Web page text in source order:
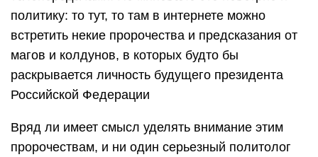
политику: то тут, то там в интернете можно
встретить некие пророчества и предсказания от
магов и колдунов, в которых будто бы
раскрывается личность будущего президента
Российской Федерации
Вряд ли имеет смысл уделять внимание этим
пророчествам, и ни один серьезный политолог